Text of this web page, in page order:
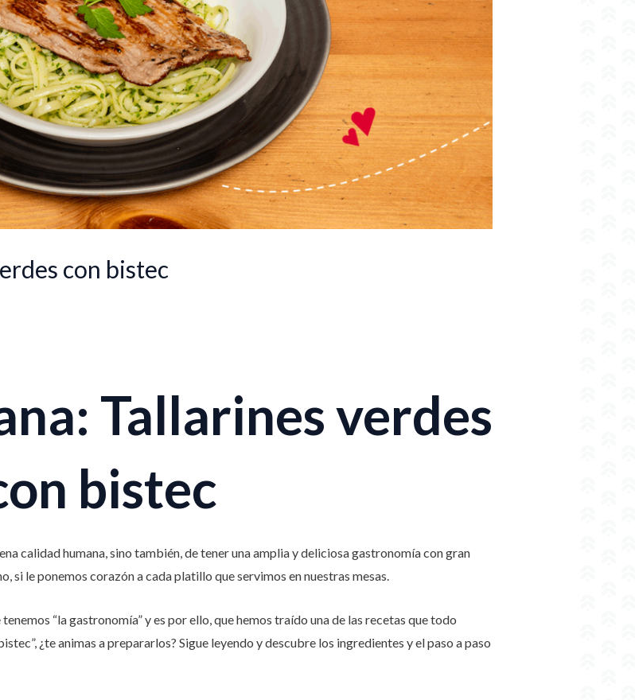
con bistec
Tallarines verdes
bistec
calidad humana, sino también, de tener una amplia y deliciosa gastronomía con gran
si le ponemos corazón a cada platillo que servimos en nuestras mesas.
“la gastronomía” y es por ello, que hemos traído una de las recetas que todo
¿te animas a prepararlos? Sigue leyendo y descubre los ingredientes y el paso a paso